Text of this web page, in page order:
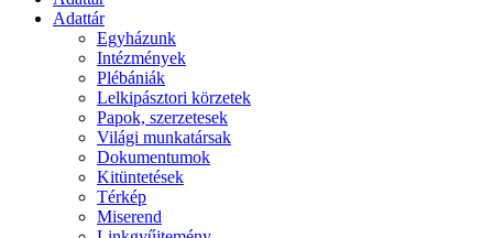
Adattár
Egyházunk
Intézmények
Plébániák
Lelkipásztori körzetek
Papok, szerzetesek
Világi munkatársak
Dokumentumok
Kitüntetések
Térkép
Miserend